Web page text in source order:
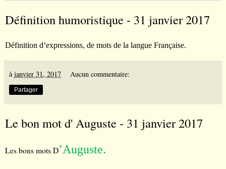
Définition humoristique - 31 janvier 2017
Définition d’expressions, de mots de la langue Française.
àjanvier 31, 2017 Aucun commentaire:
Partager
Le bon mot d' Auguste - 31 janvier 2017
Les bons mots D’Auguste.